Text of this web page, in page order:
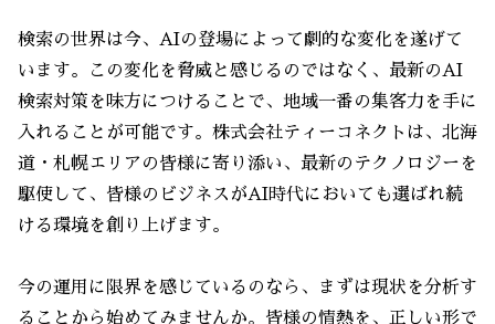
検索の世界は今、AIの登場によって劇的な変化を遂げて
います。この変化を脅威と感じるのではなく、最新のAI
検索対策を味方につけることで、地域一番の集客力を手に
入れることが可能です。株式会社ティーコネクトは、北海
道・札幌エリアの皆様に寄り添い、最新のテクノロジーを
駆使して、皆様のビジネスがAI時代においても選ばれ続
ける環境を創り上げます。
今の運用に限界を感じているのなら、まずは現状を分析す
ることから始めてみませんか。皆様の情熱を、正しい形で